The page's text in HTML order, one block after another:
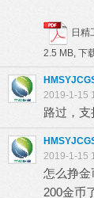
日精
2.5 MB, 下
2019-1-15
路过，支
2019-1-15
怎么挣金
200金币